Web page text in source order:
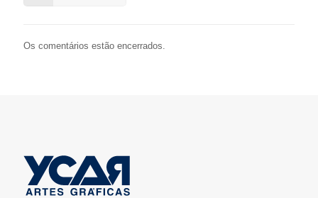
Os comentários estão encerrados.